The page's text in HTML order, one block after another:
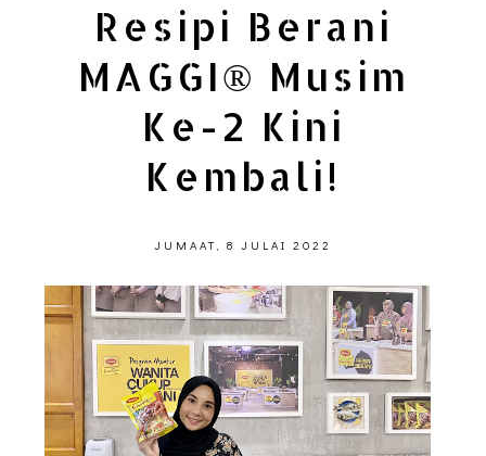
Resipi Berani
MAGGI® Musim
Ke-2 Kini
Kembali!
JUMAAT, 8 JULAI 2022